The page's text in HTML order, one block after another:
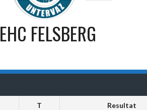
EHC FELSBERG
T Resultat